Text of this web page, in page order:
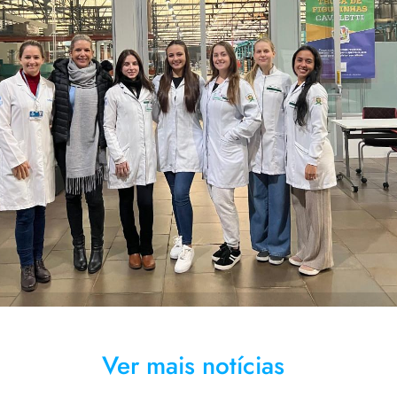
foi desenvolvida por acadêmicas do Curso de Enfermagem,
supervisão da professora Marciane Kessler
Ver mais notícias